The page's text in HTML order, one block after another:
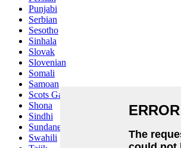
Punjabi
Serbian
Sesotho
Sinhala
Slovak
Slovenian
Somali
Samoan
Scots Gaelic
Shona
Sindhi
Sundanese
Swahili